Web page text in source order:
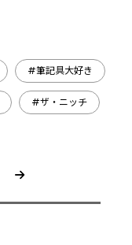
#筆記具大好き
#ザ・ニッチ